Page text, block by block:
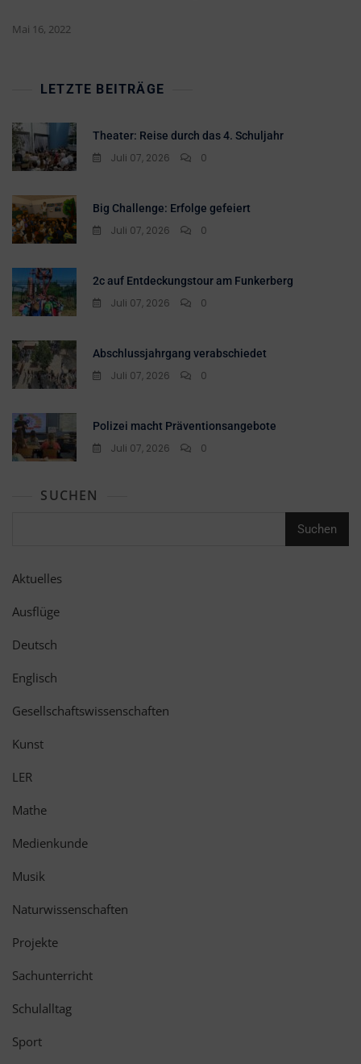
Mai 16, 2022
LETZTE BEITRÄGE
Theater: Reise durch das 4. Schuljahr
Juli 07, 2026 0
Big Challenge: Erfolge gefeiert
Juli 07, 2026 0
2c auf Entdeckungstour am Funkerberg
Juli 07, 2026 0
Abschlussjahrgang verabschiedet
Juli 07, 2026 0
Polizei macht Präventionsangebote
Juli 07, 2026 0
SUCHEN
Suchen
Aktuelles
Ausflüge
Deutsch
Englisch
Gesellschaftswissenschaften
Kunst
LER
Mathe
Medienkunde
Musik
Naturwissenschaften
Projekte
Sachunterricht
Schulalltag
Sport